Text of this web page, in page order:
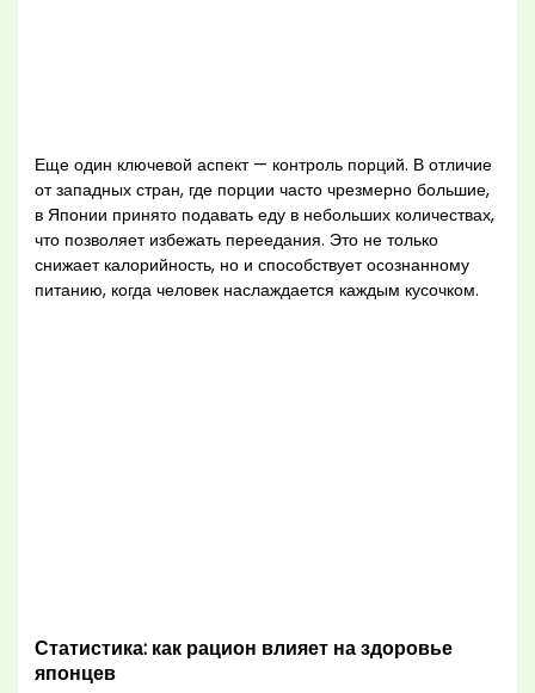
Еще один ключевой аспект — контроль порций. В отличие
от западных стран, где порции часто чрезмерно большие,
в Японии принято подавать еду в небольших количествах,
что позволяет избежать переедания. Это не только
снижает калорийность, но и способствует осознанному
питанию, когда человек наслаждается каждым кусочком.
Статистика: как рацион влияет на здоровье
японцев